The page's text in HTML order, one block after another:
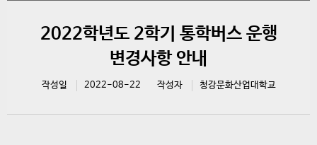
2022학년도 2학기 통학버스 운행
변경사항 안내
작성일 2022-08-22 작성자 청강문화산업대학교